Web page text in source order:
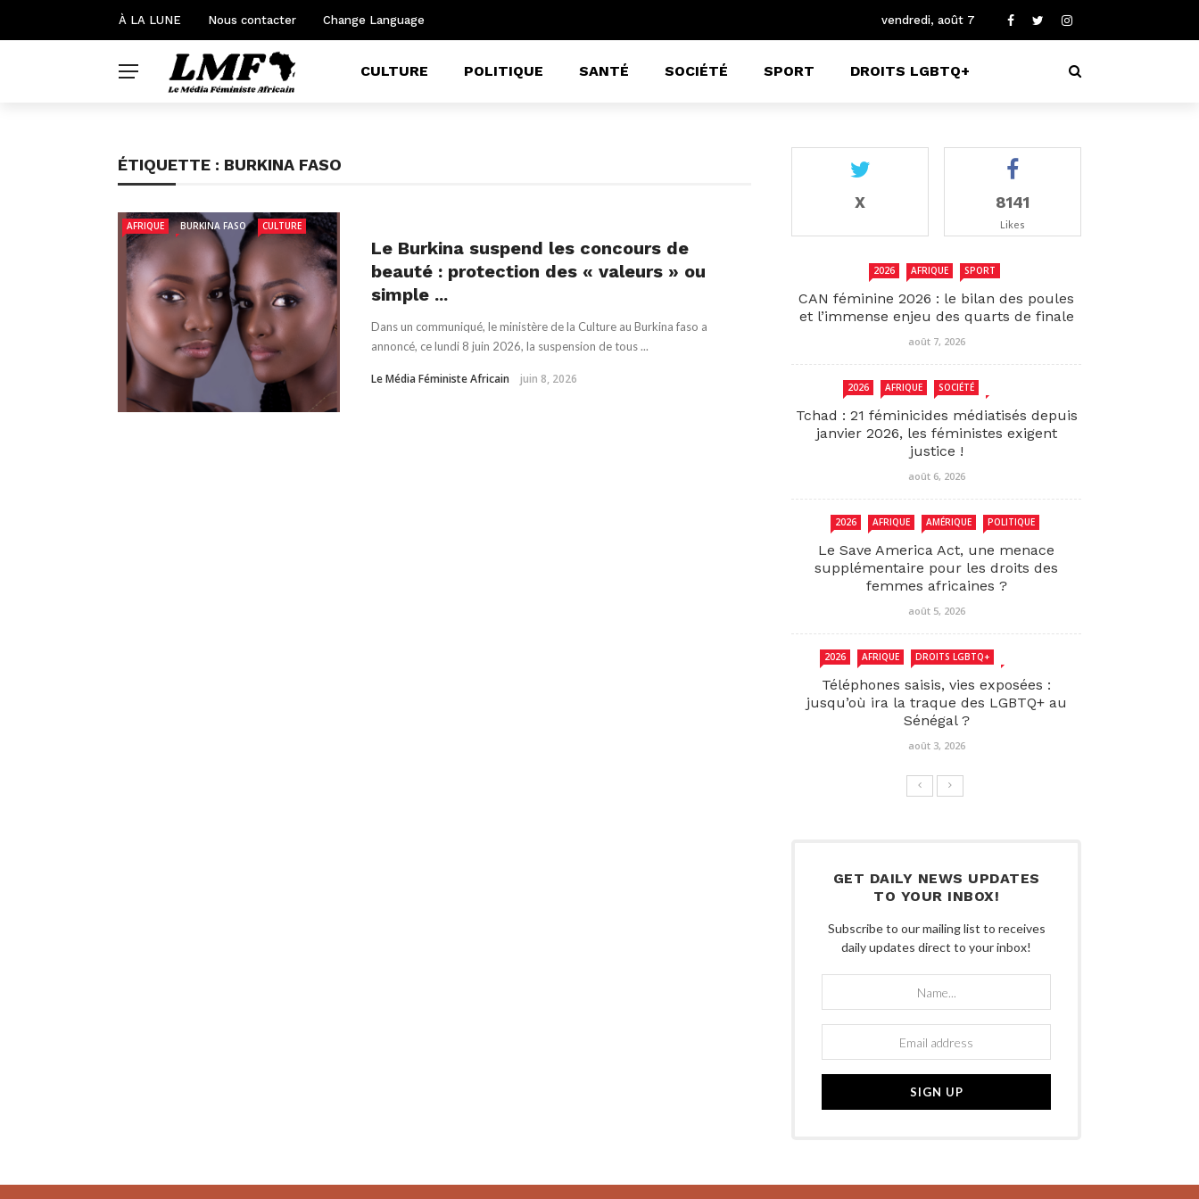
À LA LUNE Nous contacter Change Language vendredi, août 7
CULTURE POLITIQUE SANTÉ SOCIÉTÉ SPORT DROITS LGBTQ+
ÉTIQUETTE : BURKINA FASO
AFRIQUE BURKINA FASO CULTURE
Le Burkina suspend les concours de
beauté : protection des « valeurs » ou
simple ...
Dans un communiqué, le ministère de la Culture au Burkina faso a
annoncé, ce lundi 8 juin 2026, la suspension de tous ...
Le Média Féministe Africain juin 8, 2026
X 8141
Likes
2026 AFRIQUE SPORT
CAN féminine 2026 : le bilan des poules
et l’immense enjeu des quarts de finale
août 7, 2026
2026 AFRIQUE SOCIÉTÉ
Tchad : 21 féminicides médiatisés depuis
janvier 2026, les féministes exigent
justice !
août 6, 2026
2026 AFRIQUE AMÉRIQUE POLITIQUE
Le Save America Act, une menace
supplémentaire pour les droits des
femmes africaines ?
août 5, 2026
2026 AFRIQUE DROITS LGBTQ+
Téléphones saisis, vies exposées :
jusqu’où ira la traque des LGBTQ+ au
Sénégal ?
août 3, 2026
GET DAILY NEWS UPDATES
TO YOUR INBOX!
Subscribe to our mailing list to receives
daily updates direct to your inbox!